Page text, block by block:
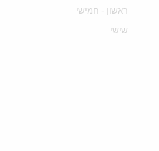
ראשון - חמישי
שישי